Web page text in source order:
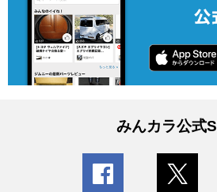
みんカラ公式